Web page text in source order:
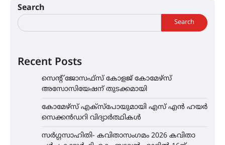
Search
Search
Recent Posts
സെന്റ് ജോസഫ്സ് കോളജ് കോമേഴ്‌സ്
അസോസിയേഷന് തുടക്കമായി
കോമേഴ്സ് എക്സ്പോയുമായി എസ് എൻ ഹയർ
സെക്കൻഡറി വിദ്യാർത്ഥികൾ
സർഗ്ഗസാഹിതി- കവിതാസംഗമം 2026 കവിതാ